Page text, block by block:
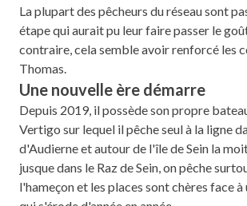
La plupart des pêcheurs du réseau sont
étape qui aurait pu leur faire passer le
contraire, cela semble avoir renforcé les
Thomas.
Une nouvelle ère démarre
Depuis 2019, il possède son propre
Vertigo sur lequel il pêche seul à la ligne
d'Audierne et autour de l'île de Sein la
jusque dans le Raz de Sein, on pêche
l'hameçon et les places sont chères face à